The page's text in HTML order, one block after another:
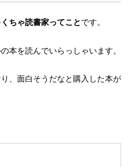
ちゃ読書家ってことです。
本を読んでいらっしゃいます。
、面白そうだなと購入した本が